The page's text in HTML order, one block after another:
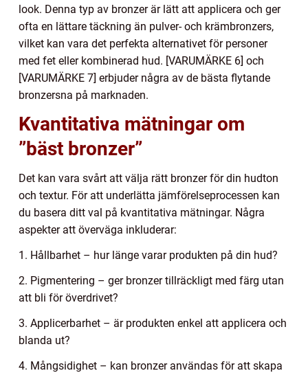
look. Denna typ av bronzer är lätt att applicera och ger
ofta en lättare täckning än pulver- och krämbronzers,
vilket kan vara det perfekta alternativet för personer
med fet eller kombinerad hud. [VARUMÄRKE 6] och
[VARUMÄRKE 7] erbjuder några av de bästa flytande
bronzersna på marknaden.
Kvantitativa mätningar om
”bäst bronzer”
Det kan vara svårt att välja rätt bronzer för din hudton
och textur. För att underlätta jämförelseprocessen kan
du basera ditt val på kvantitativa mätningar. Några
aspekter att överväga inkluderar:
1. Hållbarhet – hur länge varar produkten på din hud?
2. Pigmentering – ger bronzer tillräckligt med färg utan
att bli för överdrivet?
3. Applicerbarhet – är produkten enkel att applicera och
blanda ut?
4. Mångsidighet – kan bronzer användas för att skapa